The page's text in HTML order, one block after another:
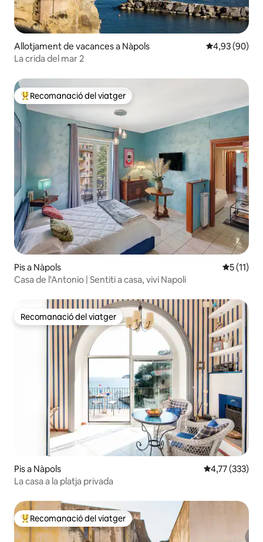
Allotjament de vacances a Nàpols 4,93 de
4,93 (90)
La crida del mar 2
Principals recomanacions dels viatgers
Recomanació del viatger
Pis a Nàpols 5 de
5 (11)
Casa de l'Antonio | Sentiti a casa, vivi Napoli
Recomanació del viatger
Recomanació del viatger
Pis a Nàpols 4,77 de
4,77 (333)
La casa a la platja privada
Principals recomanacions dels viatgers
Recomanació del viatger